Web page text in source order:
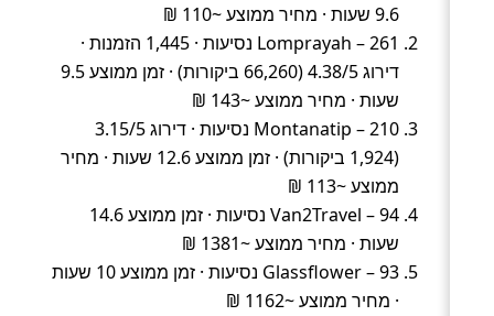
9.6 שעות · מחיר ממוצע ~110 ₪
Lomprayah – 261 נסיעות · 1,445 הזמנות ·
דירוג 4.38/5 (66,260 ביקורות) · זמן ממוצע 9.5
שעות · מחיר ממוצע ~143 ₪
Montanatip – 210 נסיעות · דירוג 3.15/5
(1,924 ביקורות) · זמן ממוצע 12.6 שעות · מחיר
ממוצע ~113 ₪
Van2Travel – 94 נסיעות · זמן ממוצע 14.6
שעות · מחיר ממוצע ~1381 ₪
Glassflower – 93 נסיעות · זמן ממוצע 10 שעות
· מחיר ממוצע ~1162 ₪